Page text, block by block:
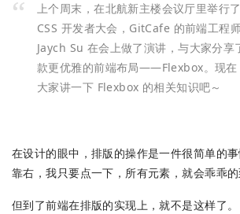
上个周末，在北航新主楼会议厅里举行
CSS 开发者大会，GitCafe 的前端工程
Jaych Su 在会上做了演讲，与大家分享
款更优雅的前端布局——Flexbox。现在
大家讲一下 Flexbox 的相关知识吧～
在设计的眼中，排版的操作是一件很简单的事
靠右，我只要点一下，所有元素，就会乖乖的
但到了前端在排版的实现上，就不是这样了。